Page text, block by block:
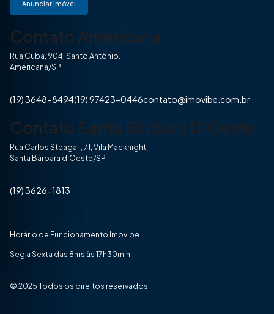
Anunciar Imóvel
Contato Americana
Rua Cuba, 904, Santo Antônio.
Americana/SP
(19) 3648-8494(19) 97423-0446contato@imovibe.com.br
Contato Santa Bárbara D'Oeste
Rua Carlos Steagall, 71, Vila Macknight.
Santa Bárbara d'Oeste/SP
(19) 3626-1813
Horário de Funcionamento Imovibe
Seg a Sexta das 8hrs às 17h30min
© 2025 Todos os direitos reservados